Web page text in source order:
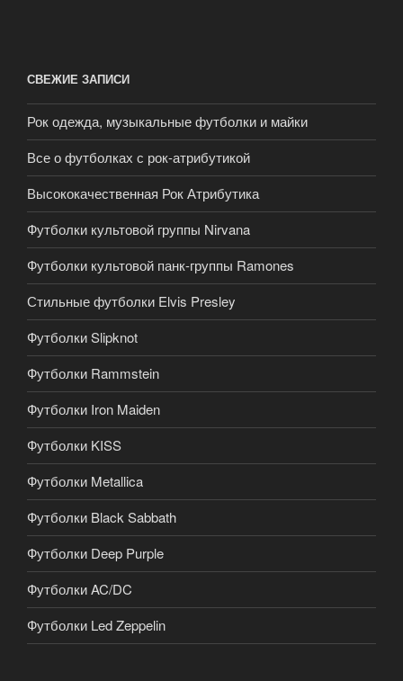
СВЕЖИЕ ЗАПИСИ
Рок одежда, музыкальные футболки и майки
Все о футболках с рок-атрибутикой
Высококачественная Рок Атрибутика
Футболки культовой группы Nirvana
Футболки культовой панк-группы Ramones
Стильные футболки Elvis Presley
Футболки Slipknot
Футболки Rammstein
Футболки Iron Maiden
Футболки KISS
Футболки Metallica
Футболки Black Sabbath
Футболки Deep Purple
Футболки AC/DC
Футболки Led Zeppelin